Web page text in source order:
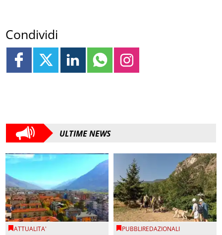
Condividi
ULTIME NEWS
ATTUALITA' PUBBLIREDAZIONALI